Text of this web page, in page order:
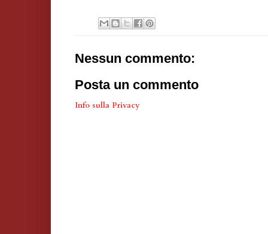
Nessun commento:
Posta un commento
Info sulla Privacy